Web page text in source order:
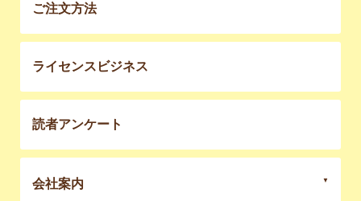
ご注文方法
ライセンスビジネス
読者アンケート
会社案内